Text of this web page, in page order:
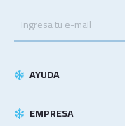
AYUDA
EMPRESA